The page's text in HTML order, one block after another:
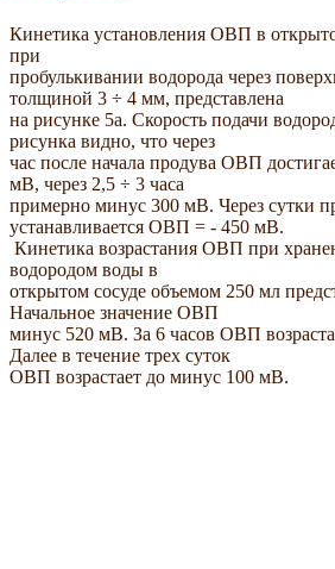
Кинетика установления ОВП в
при
пробулькивании водорода через
толщиной 3 ÷ 4 мм, представлена
на рисунке 5а. Скорость подачи
рисунка видно, что через
час после начала продува ОВП
мВ, через 2,5 ÷ 3 часа
примерно минус 300 мВ. Через сутки
устанавливается ОВП = - 450 мВ.
Кинетика возрастания ОВП при
водородом воды в
открытом сосуде объемом 250 мл
Начальное значение ОВП
минус 520 мВ. За 6 часов ОВП
Далее в течение трех суток
ОВП возрастает до минус 100 мВ.